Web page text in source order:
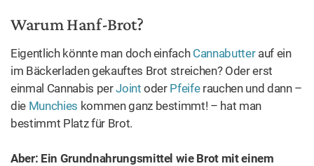
Warum Hanf-Brot?
Eigentlich könnte man doch einfach Cannabutterauf ein
im Bäckerladen gekauftes Brot streichen? Oder erst
einmal Cannabis perJoint oder Pfeiferauchen und dann –
die Munchies kommen ganz bestimmt! – hat man
bestimmt Platz für Brot.
Aber: Ein Grundnahrungsmittel wie Brot mit einem